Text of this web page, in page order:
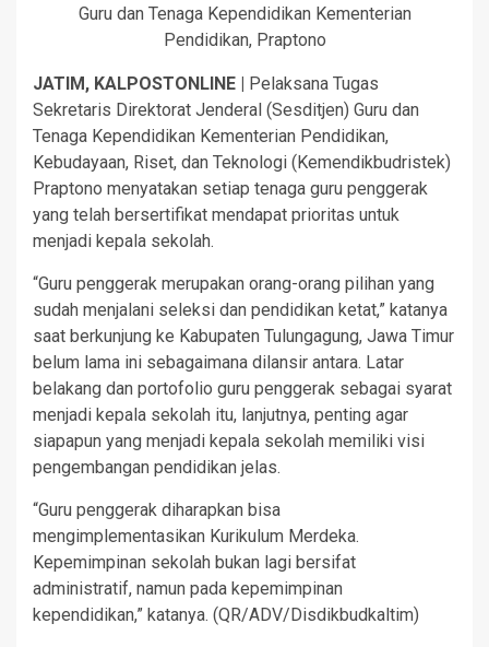
Guru dan Tenaga Kependidikan Kementerian
Pendidikan, Praptono
JATIM, KALPOSTONLINE |
Pelaksana Tugas
Sekretaris Direktorat Jenderal (Sesditjen) Guru dan
Tenaga Kependidikan Kementerian Pendidikan,
Kebudayaan, Riset, dan Teknologi (Kemendikbudristek)
Praptono menyatakan setiap tenaga guru penggerak
yang telah bersertifikat mendapat prioritas untuk
menjadi kepala sekolah.
“Guru penggerak merupakan orang-orang pilihan yang
sudah menjalani seleksi dan pendidikan ketat,” katanya
saat berkunjung ke Kabupaten Tulungagung, Jawa Timur
belum lama ini sebagaimana dilansir antara. Latar
belakang dan portofolio guru penggerak sebagai syarat
menjadi kepala sekolah itu, lanjutnya, penting agar
siapapun yang menjadi kepala sekolah memiliki visi
pengembangan pendidikan jelas.
“Guru penggerak diharapkan bisa
mengimplementasikan Kurikulum Merdeka.
Kepemimpinan sekolah bukan lagi bersifat
administratif, namun pada kepemimpinan
kependidikan,” katanya. (QR/ADV/Disdikbudkaltim)